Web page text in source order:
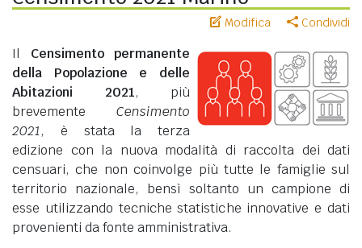
Modifica Condividi
Il Censimento permanente
della Popolazione e delle
Abitazioni 2021, più
brevemente Censimento
2021, è stata la terza
edizione con la nuova modalità di raccolta dei dati
censuari, che non coinvolge più tutte le famiglie sul
territorio nazionale, bensì soltanto un campione di
esse utilizzando tecniche statistiche innovative e dati
provenienti da fonte amministrativa.